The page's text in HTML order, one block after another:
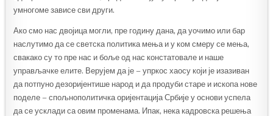
умногоме зависе сви други.
Ако смо нас двојица могли, пре годину дана, да уочимо или бар
наслутимо да се светска политика мења и у ком смеру се мења,
свакако су то пре нас и боље од нас констатовале и наше
управљачке елите. Верујем да је – упркос хаосу који је изазиван
да потпуно дезоријентише народ и да продуби старе и ископа нове
поделе – спољнополитичка оријентација Србије у основи успела
да се усклади са овим променама. Ипак, нека кадровска решења